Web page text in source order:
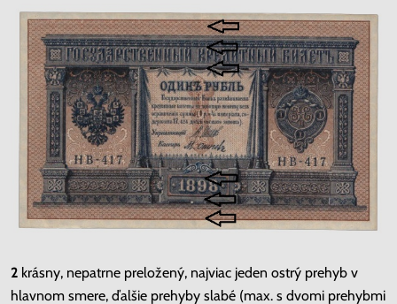
2 krásny, nepatrne preložený, najviac jeden ostrý prehyb v
hlavnom smere, ďalšie prehyby slabé (max. s dvomi prehybmi